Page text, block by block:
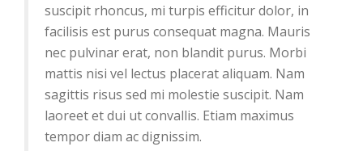
suscipit rhoncus, mi turpis efficitur dolor, in
facilisis est purus consequat magna. Mauris
nec pulvinar erat, non blandit purus. Morbi
mattis nisi vel lectus placerat aliquam. Nam
sagittis risus sed mi molestie suscipit. Nam
laoreet et dui ut convallis. Etiam maximus
tempor diam ac dignissim.